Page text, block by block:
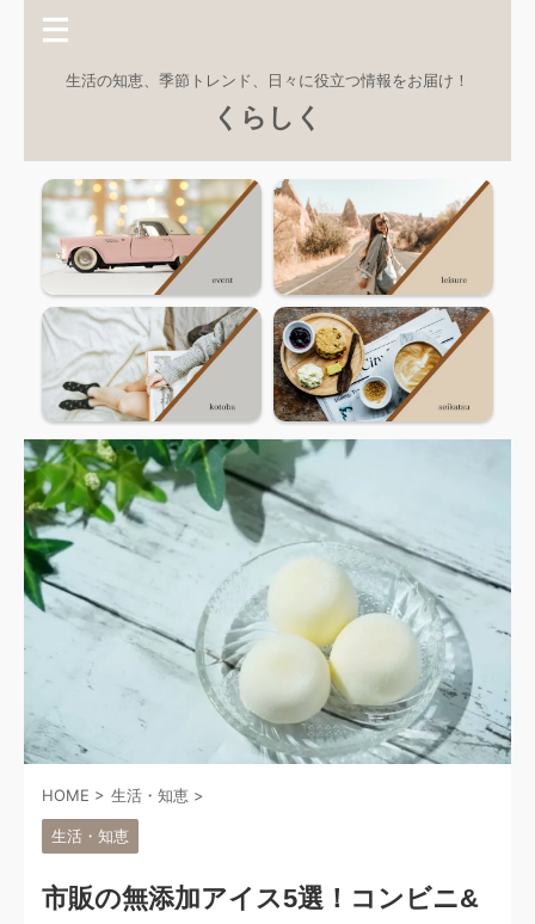
生活の知恵、季節トレンド、日々に役立つ情報をお届け！
くらしく
HOME > 生活・知恵 >
生活・知恵
市販の無添加アイス5選！コンビニ&